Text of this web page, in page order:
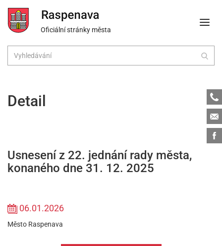
Oficiální stránky města
Detail
Usnesení z 22. jednání rady města,
konaného dne 31. 12. 2025
06.01.2026
Město Raspenava